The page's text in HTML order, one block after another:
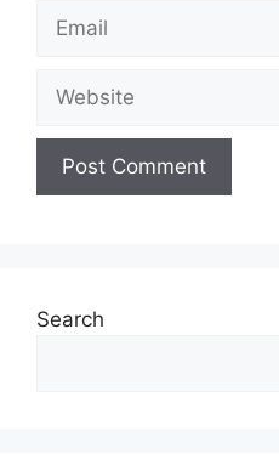
Email
Website
Search